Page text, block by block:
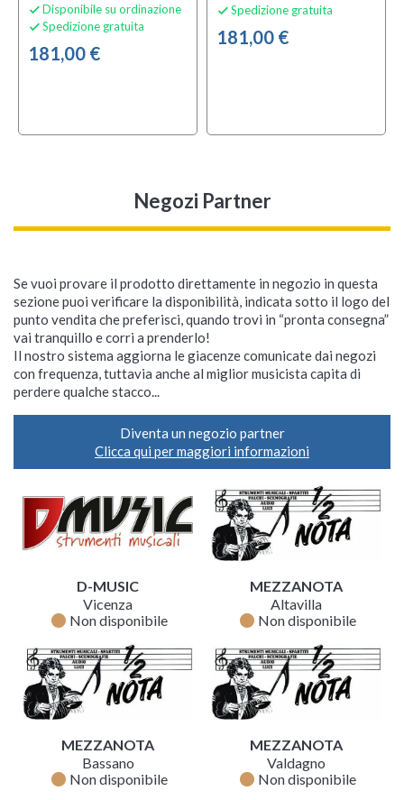
 Disponibile su ordinazione
 Spedizione gratuita
181,00 €
 Spedizione gratuita
181,00 €
Negozi Partner
Se vuoi provare il prodotto direttamente in negozio in questa
sezione puoi verificare la disponibilità, indicata sotto il logo del
punto vendita che preferisci, quando trovi in “pronta consegna”
vai tranquillo e corri a prenderlo!
Il nostro sistema aggiorna le giacenze comunicate dai negozi
con frequenza, tuttavia anche al miglior musicista capita di
perdere qualche stacco...
Diventa un negozio partner
Clicca qui per maggiori informazioni
D-MUSIC
Vicenza
fiber_manual_record Non disponibile
MEZZANOTA
Altavilla
fiber_manual_record Non disponibile
MEZZANOTA
Bassano
fiber_manual_record Non disponibile
MEZZANOTA
Valdagno
fiber_manual_record Non disponibile